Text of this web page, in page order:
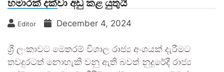
හමාරක් දක්වා අඩු කළ යුතුයි
Editor December 4, 2024
ශ්‍රී ලංකාවට මෙතරම් විශාල රාජ්‍ය අංශයක් දැරීමට
තවදුරටත් නොහැකි වනු ඇති බවත් නුදුරේදී රාජ්‍ය